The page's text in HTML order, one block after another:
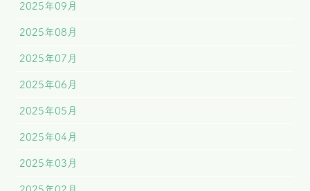
2025年09月
2025年08月
2025年07月
2025年06月
2025年05月
2025年04月
2025年03月